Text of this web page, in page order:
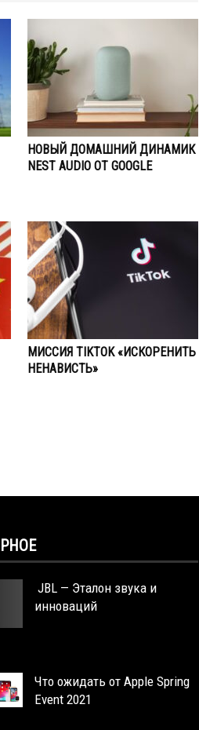
НОВЫЙ ДОМАШНИЙ ДИНАМИК
NEST AUDIO ОТ GOOGLE
МИССИЯ TIKTOK «ИСКОРЕНИТЬ
НЕНАВИСТЬ»
JBL — Эталон звука и
инноваций
Что ожидать от Apple Spring
Event 2021